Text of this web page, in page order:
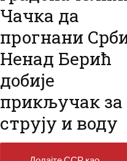
Чачка да
прогнани
Ненад Берић
добије
прикључак за
струју и воду